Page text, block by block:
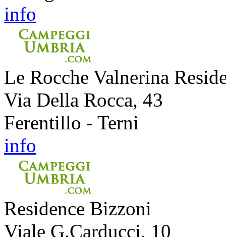
info
Le Rocche Valnerina
Via Della Rocca, 43
Ferentillo - Terni
info
Residence Bizzoni
Viale G.Carducci, 10